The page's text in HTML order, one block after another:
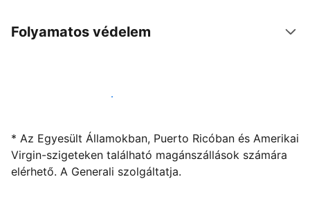
Folyamatos védelem
Kínáljon szállást a segítségünkkel
* Az Egyesült Államokban, Puerto Ricóban és Amerikai
Virgin-szigeteken található magánszállások számára
elérhető. A Generali szolgáltatja.